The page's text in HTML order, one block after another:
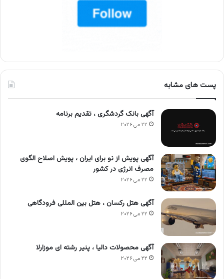
پست های مشابه
آگهی بانک گردشگری ، تقدیم برنامه
۲۲ می ۲۰۲۶
آگهی پویش از نو برای ایران ، پویش اصلاح الگوی
مصرف انرژی در کشور
۲۲ می ۲۰۲۶
آگهی هتل رکسان ، هتل بین المللی فرودگاهی
۲۲ می ۲۰۲۶
آگهی محصولات دالیا ، پنیر رشته ای موزارلا
۲۲ می ۲۰۲۶